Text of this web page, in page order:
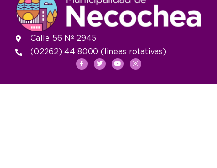
Calle 56 Nº 2945
(02262) 44 8000 (lineas rotativas)